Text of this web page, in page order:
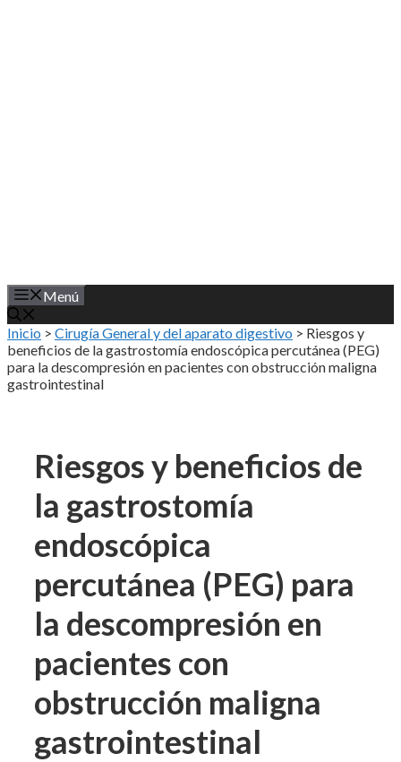
Menú
Inicio > Cirugía General y del aparato digestivo > Riesgos y
beneficios de la gastrostomía endoscópica percutánea (PEG)
para la descompresión en pacientes con obstrucción maligna
gastrointestinal
Riesgos y beneficios de
la gastrostomía
endoscópica
percutánea (PEG) para
la descompresión en
pacientes con
obstrucción maligna
gastrointestinal